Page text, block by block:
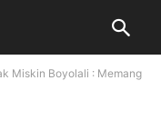
Miskin Boyolali : Memang